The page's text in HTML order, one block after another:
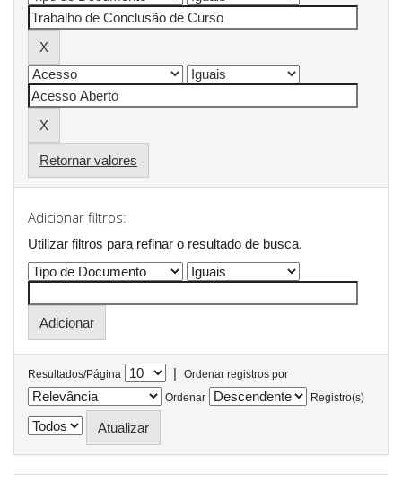
Retornar valores
Adicionar filtros:
Utilizar filtros para refinar o resultado de busca.
Resultados/Página |
Ordenar registros por
Ordenar
Registro(s)